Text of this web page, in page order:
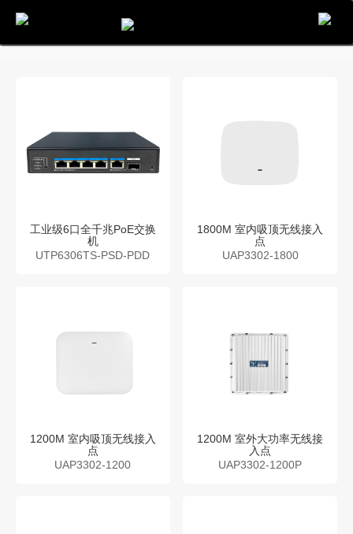
工业级6口全千兆PoE交换
机
UTP6306TS-PSD-PDD
1800M 室内吸顶无线接入
点
UAP3302-1800
1200M 室内吸顶无线接入
点
UAP3302-1200
1200M 室外大功率无线接
入点
UAP3302-1200P
电话 留言